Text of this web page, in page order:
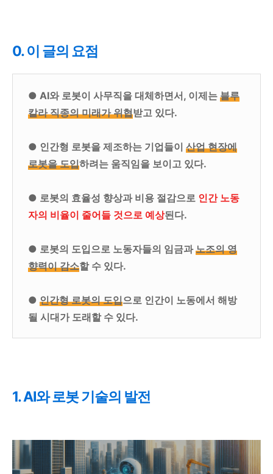
0. 이 글의 요점
● AI와 로봇이 사무직을 대체하면서, 이제는 블루
칼라 직종의 미래가 위협받고 있다.
● 인간형 로봇을 제조하는 기업들이 산업 현장에
로봇을 도입하려는 움직임을 보이고 있다.
● 로봇의 효율성 향상과 비용 절감으로 인간 노동
자의 비율이 줄어들 것으로 예상된다.
● 로봇의 도입으로 노동자들의 임금과노조의 영
향력이 감소할 수 있다.
● 인간형 로봇의 도입으로 인간이 노동에서 해방
될 시대가 도래할 수 있다.
1. AI와 로봇 기술의 발전